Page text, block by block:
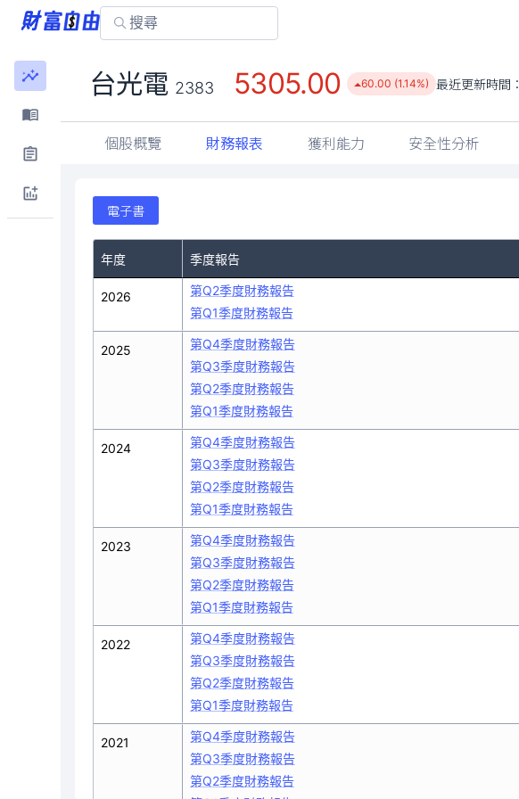
台光電 2383 5305.00 60.00 (1.14%) 最近更新時間：
個股概覽 財務報表 獲利能力 安全性分析
電子書
年度 季度報告
2026
2025
2024
2023
2022
2021
第Q2季度財務報告
第Q1季度財務報告
第Q4季度財務報告
第Q3季度財務報告
第Q2季度財務報告
第Q1季度財務報告
第Q4季度財務報告
第Q3季度財務報告
第Q2季度財務報告
第Q1季度財務報告
第Q4季度財務報告
第Q3季度財務報告
第Q2季度財務報告
第Q1季度財務報告
第Q4季度財務報告
第Q3季度財務報告
第Q2季度財務報告
第Q1季度財務報告
第Q4季度財務報告
第Q3季度財務報告
第Q2季度財務報告